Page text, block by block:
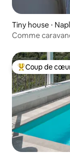
Tiny house ⋅
Comme
Coups de cœur
Coup de